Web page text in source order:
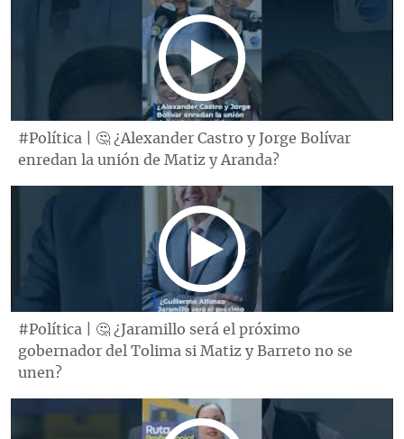
#Política | 🤔 ¿Alexander Castro y Jorge Bolívar
enredan la unión de Matiz y Aranda?
#Política | 🤔 ¿Jaramillo será el próximo
gobernador del Tolima si Matiz y Barreto no se
unen?